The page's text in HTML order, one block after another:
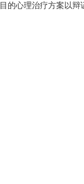
心理治疗方案以